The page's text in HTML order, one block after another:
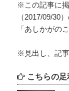
※この記事に
（2017/09/30
「あしかがの
※見出し、記
こちらの